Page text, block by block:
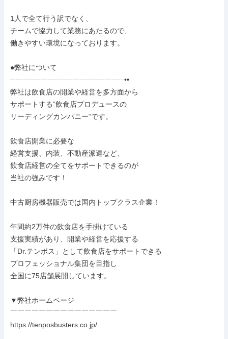
1人で全て行う訳でなく、
チームで協力して業務にあたるので、
働きやすい環境になっております。
●弊社について
┈┈┈┈┈┈┈┈┈┈┈┈┈┈┈┈••
弊社は飲食店の開業や経営を多方面から
サポートする“飲食店プロデュースの
リーディングカンパニー“です。
飲食店開業に必要な
経営支援、内装、不動産派遣など、
飲食店経営の全てをサポートできるのが
当社の強みです！
中古厨房機器販売では国内トップクラス企業！
年間約2万件の飲食店を手掛けている
支援実績があり、開業や経営を応援する
「Dr.テンポス」として飲食店をサポートできる
プロフェッショナル集団を目指し
全国に75店舗展開しています。
▼弊社ホームページ
￣￣￣￣￣￣￣￣￣￣￣￣￣￣￣
https://tenposbusters.co.jp/